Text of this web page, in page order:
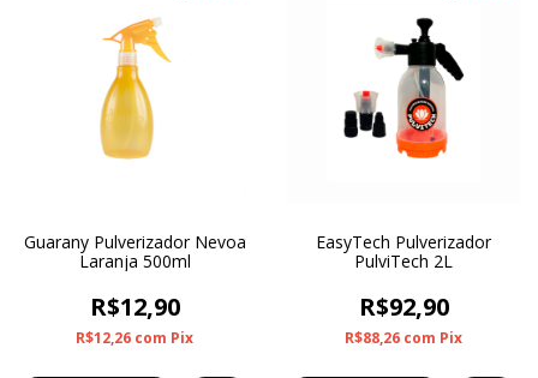
Guarany Pulverizador Nevoa
Laranja 500ml
R$12,90
R$12,26 com Pix
EasyTech Pulverizador
PulviTech 2L
R$92,90
R$88,26 com Pix